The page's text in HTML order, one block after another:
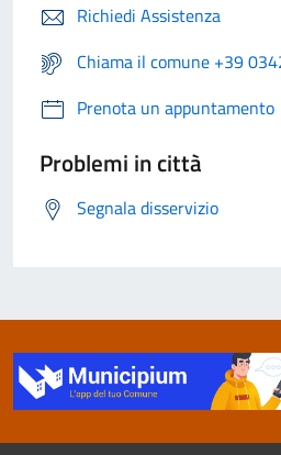
Richiedi Assistenza
Chiama il comune +39
Prenota un appuntamento
Problemi in città
Segnala disservizio